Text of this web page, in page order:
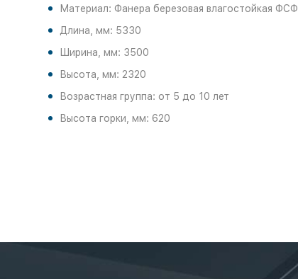
Материал: Фанера березовая влагостойкая
Длина, мм: 5330
Ширина, мм: 3500
Высота, мм: 2320
Возрастная группа: от 5 до 10 лет
Высота горки, мм: 620